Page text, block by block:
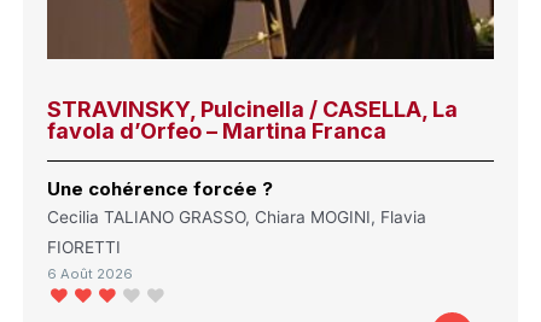
STRAVINSKY, Pulcinella / CASELLA, La
favola d’Orfeo – Martina Franca
Une cohérence forcée ?
Cecilia TALIANO GRASSO, Chiara MOGINI, Flavia
FIORETTI
6 Août 2026